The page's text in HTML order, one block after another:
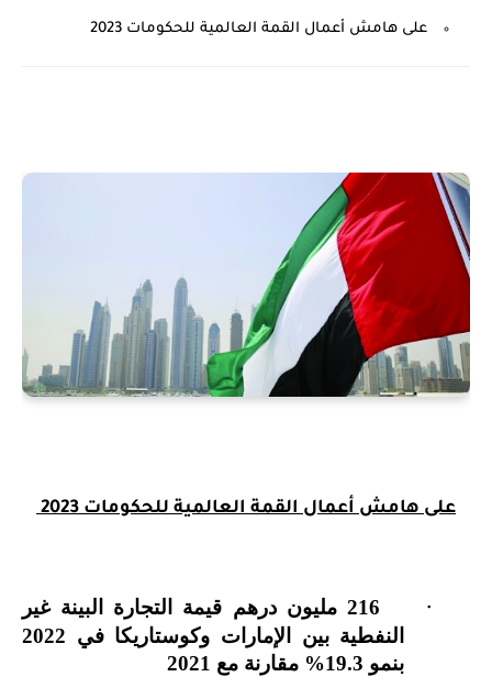
على هامش أعمال القمة العالمية للحكومات 2023
على هامش أعمال القمة العالمية للحكومات 2023
·
216 مليون درهم قيمة التجارة البينة غير
النفطية بين الإمارات وكوستاريكا في 2022
بنمو 19.3% مقارنة مع 2021